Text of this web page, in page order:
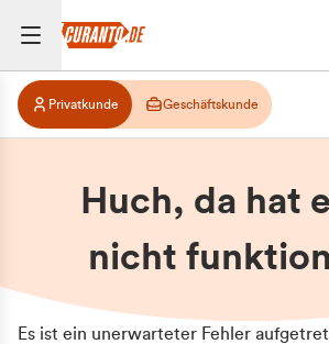
Privatkunde Geschäftskunde
Huch, da hat
nicht
Es ist ein unerwarteter Fehler